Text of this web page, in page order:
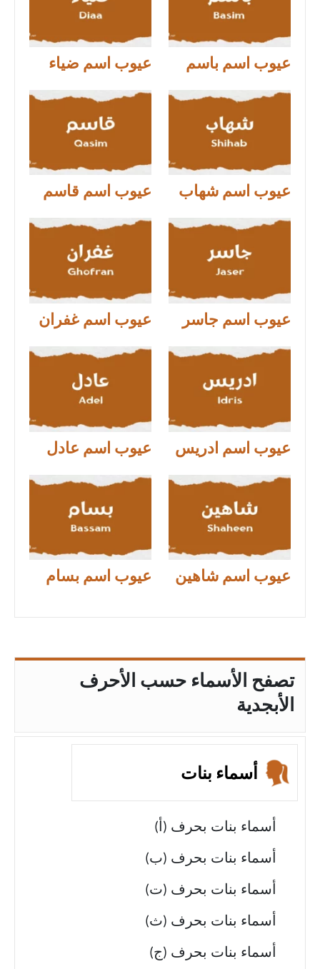
عيوب اسم باسم عيوب اسم ضياء
عيوب اسم شهاب عيوب اسم قاسم
عيوب اسم جاسر عيوب اسم غفران
عيوب اسم ادريس عيوب اسم عادل
عيوب اسم شاهين عيوب اسم بسام
تصفح الأسماء حسب الأحرف
الأبجدية
أسماء بنات
أسماء بنات بحرف (أ)
أسماء بنات بحرف (ب)
أسماء بنات بحرف (ت)
أسماء بنات بحرف (ث)
أسماء بنات بحرف (ج)